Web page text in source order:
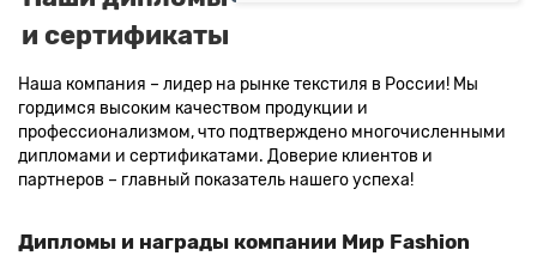
и сертификаты
Наша компания – лидер на рынке текстиля в России! Мы
гордимся высоким качеством продукции и
профессионализмом, что подтверждено многочисленными
дипломами и сертификатами. Доверие клиентов и
партнеров – главный показатель нашего успеха!
Дипломы и награды компании Мир Fashion